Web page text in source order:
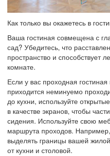
Как только вы окажетесь в
Ваша гостиная совмещена с
сад? Убедитесь, что
пространство и способствует
комнате.
Если у вас проходная
приходится неминуемо
до кухни, используйте
в качестве экранов, чтобы
сидения. Используйте свою
маршрута проходов.
выделять границы вашей
от кухни и столовой.